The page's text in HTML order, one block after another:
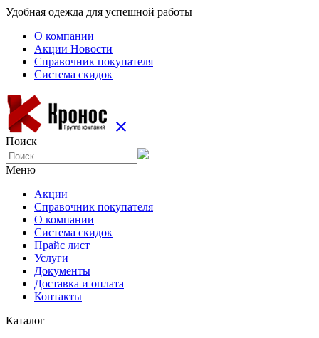
Удобная одежда для успешной работы
О компании
Aкции Новости
Справочник покупателя
Система скидок
close
Поиск
Меню
Aкции
Справочник покупателя
О компании
Система скидок
Прайс лист
Услуги
Документы
Доставка и оплата
Контакты
Каталог